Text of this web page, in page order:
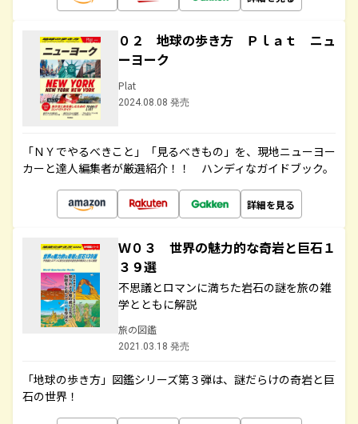
０２ 地球の歩き方 Ｐｌａｔ ニュ
ーヨーク
Plat
2024.08.08 発売
「ＮＹでやるべきこと」「見るべきもの」を、現地ニューヨー
カーと達人編集者が厳選紹介！！ ハンディなガイドブック。
詳細を見る
Ｗ０３ 世界の魅力的な奇岩と巨石１
３９選
不思議とロマンに満ちた岩石の謎を旅の雑
学とともに解説
旅の図鑑
2021.03.18 発売
「地球の歩き方」図鑑シリーズ第３弾は、謎だらけの奇岩と巨
石の世界！